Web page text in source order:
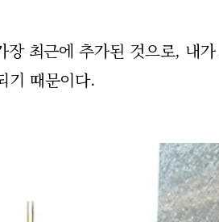
장 최근에 추가된 것으로, 내
기 때문이다.